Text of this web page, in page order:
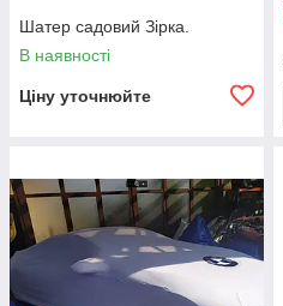
Шатер садовий Зірка.
В наявності
Ціну уточнюйте